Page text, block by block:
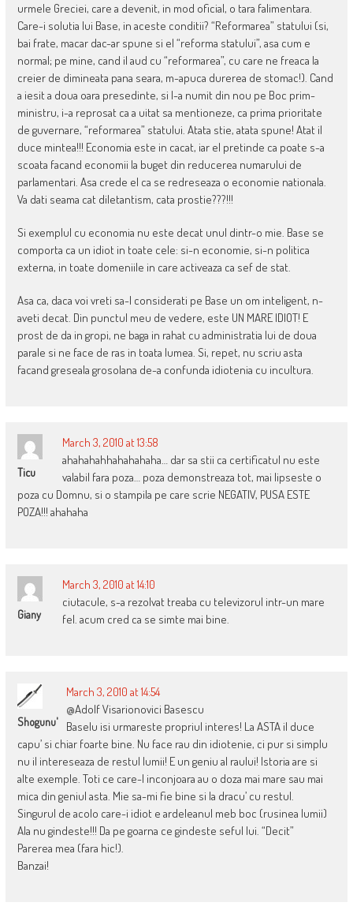
urmele Greciei, care a devenit, in mod oficial, o tara falimentara.
Care-i solutia lui Base, in aceste conditii? “Reformarea” statului (si,
bai frate, macar dac-ar spune si el “reforma statului”, asa cum e
normal; pe mine, cand il aud cu “reformarea”, cu care ne freaca la
creier de dimineata pana seara, m-apuca durerea de stomac!). Cand
a iesit a doua oara presedinte, si l-a numit din nou pe Boc prim-
ministru, i-a reprosat ca a uitat sa mentioneze, ca prima prioritate
de guvernare, “reformarea” statului. Atata stie, atata spune! Atat il
duce mintea!!! Economia este in cacat, iar el pretinde ca poate s-a
scoata facand economii la buget din reducerea numarului de
parlamentari. Asa crede el ca se redreseaza o economie nationala.
Va dati seama cat diletantism, cata prostie???!!!
Si exemplul cu economia nu este decat unul dintr-o mie. Base se
comporta ca un idiot in toate cele: si-n economie, si-n politica
externa, in toate domeniile in care activeaza ca sef de stat.
Asa ca, daca voi vreti sa-l considerati pe Base un om inteligent, n-
aveti decat. Din punctul meu de vedere, este UN MARE IDIOT! E
prost de da in gropi, ne baga in rahat cu administratia lui de doua
parale si ne face de ras in toata lumea. Si, repet, nu scriu asta
facand greseala grosolana de-a confunda idiotenia cu incultura.
Ticu
March 3, 2010 at 13:58
ahahahahhahahahaha… dar sa stii ca certificatul nu este
valabil fara poza… poza demonstreaza tot, mai lipseste o
poza cu Domnu, si o stampila pe care scrie NEGATIV, PUSA ESTE
POZA!!! ahahaha
Giany
March 3, 2010 at 14:10
ciutacule, s-a rezolvat treaba cu televizorul intr-un mare
fel. acum cred ca se simte mai bine.
Shogunu'
March 3, 2010 at 14:54
@Adolf Visarionovici Basescu
Baselu isi urmareste propriul interes! La ASTA il duce
capu’ si chiar foarte bine. Nu face rau din idiotenie, ci pur si simplu
nu il intereseaza de restul lumii! E un geniu al raului! Istoria are si
alte exemple. Toti ce care-l inconjoara au o doza mai mare sau mai
mica din geniul asta. Mie sa-mi fie bine si la dracu’ cu restul.
Singurul de acolo care-i idiot e ardeleanul meb boc (rusinea lumii)
Ala nu gindeste!!! Da pe goarna ce gindeste seful lui. “Decit”
Parerea mea (fara hic!).
Banzai!